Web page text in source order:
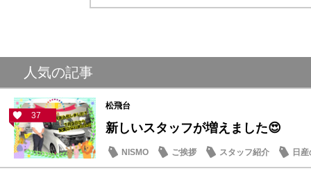
人気の記事
37
松飛台
新しいスタッフが増えました😍
NISMO ご挨拶 スタッフ紹介 日